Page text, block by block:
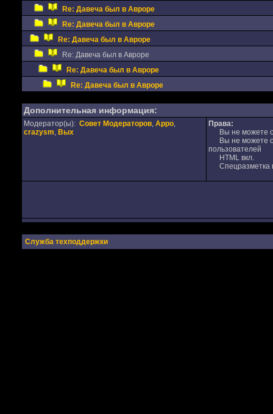
Re: Давеча был в Авроре
Re: Давеча был в Авроре
Re: Давеча был в Авроре
Re: Давеча был в Авроре
Re: Давеча был в Авроре
Re: Давеча был в Авроре
Дополнительная информация:
Модератор(ы): Совет Модераторов, Appo,
crazysm, Вых
Права:
Вы не можете
Вы не можете
пользователей
HTML вкл.
Спецразметка
Служба техподдержки